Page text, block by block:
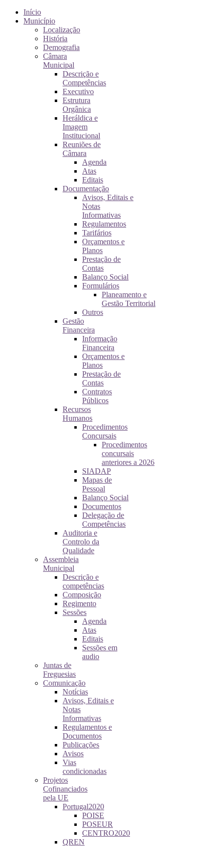
Início
Município
Localização
História
Demografia
Câmara
Municipal
Descrição e
Competências
Executivo
Estrutura
Orgânica
Heráldica e
Imagem
Institucional
Reuniões de
Câmara
Agenda
Atas
Editais
Documentação
Avisos, Editais e
Notas
Informativas
Regulamentos
Tarifários
Orçamentos e
Planos
Prestação de
Contas
Balanço Social
Formulários
Planeamento e
Gestão Territorial
Outros
Gestão
Financeira
Informação
Financeira
Orçamentos e
Planos
Prestação de
Contas
Contratos
Públicos
Recursos
Humanos
Procedimentos
Concursais
Procedimentos
concursais
anteriores a 2026
SIADAP
Mapas de
Pessoal
Balanço Social
Documentos
Delegação de
Competências
Auditoria e
Controlo da
Qualidade
Assembleia
Municipal
Descrição e
competências
Composição
Regimento
Sessões
Agenda
Atas
Editais
Sessões em
audio
Juntas de
Freguesias
Comunicação
Notícias
Avisos, Editais e
Notas
Informativas
Regulamentos e
Documentos
Publicações
Avisos
Vias
condicionadas
Projetos
Cofinanciados
pela UE
Portugal2020
POISE
POSEUR
CENTRO2020
QREN